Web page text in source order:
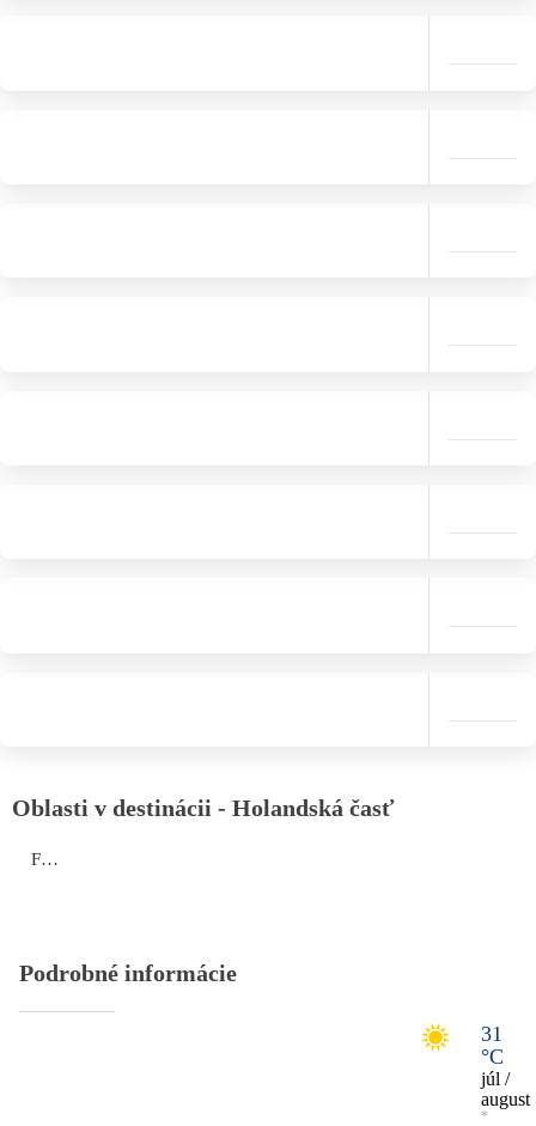
Oblasti v destinácii - Holandská časť
Fort Amsterdam
Podrobné informácie
31
°C
júl /
august
*